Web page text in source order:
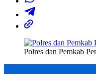
Polres dan Pemkab